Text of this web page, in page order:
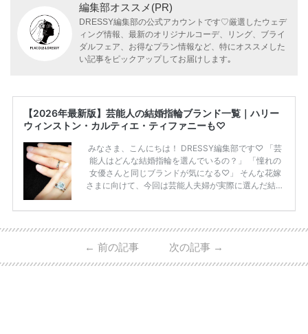
編集部オススメ(PR)
DRESSY編集部の公式アカウントです♡厳選したウェデ
ィング情報、最新のオリジナルコーデ、リング、ブライ
ダルフェア、お得なプラン情報など、特にオススメした
い記事をピックアップしてお届けします｡
【2026年最新版】芸能人の結婚指輪ブランド一覧｜ハリー
ウィンストン・カルティエ・ティファニーも♡
みなさま、こんにちは！ DRESSY編集部です♡ 「芸
能人はどんな結婚指輪を選んでいるの？」 「憧れの
女優さんと同じブランドが気になる♡」 そんな花嫁
さまに向けて、今回は芸能人夫婦が実際に選んだ結婚
ーウィンストンやカルティエ、ティファニーなど世界
日本で人気のブランドまで幅広くご紹介。 さらに、
・愛用している芸能人夫婦 ・リングの特徴や魅力 ・
← 前の記事 次の記事 →